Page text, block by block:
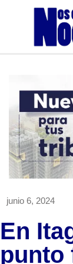
junio 6, 2024
En
punto